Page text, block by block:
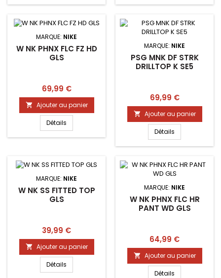
MARQUE: NIKE
W NK PHNX FLC FZ HD
GLS
Prix
69,99 €
 Ajouter au panier
Détails
MARQUE: NIKE
PSG MNK DF STRK
DRILLTOP K SE5
Prix
69,99 €
 Ajouter au panier
Détails
MARQUE: NIKE
W NK SS FITTED TOP
GLS
Prix
39,99 €
 Ajouter au panier
Détails
MARQUE: NIKE
W NK PHNX FLC HR
PANT WD GLS
Prix
64,99 €
 Ajouter au panier
Détails